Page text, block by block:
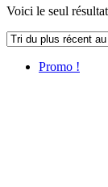
Voici le seul résultat
Promo !